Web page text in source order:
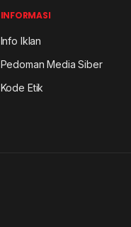
INFORMASI
Info Iklan
Pedoman Media Siber
Kode Etik